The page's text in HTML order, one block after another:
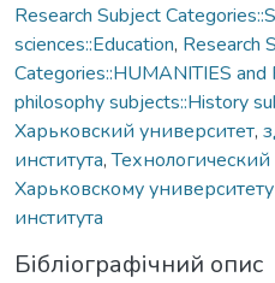
Research Subject
sciences::Education, Research
Categories::HUMANITIES and
philosophy subjects::History
Харьковский университет,
института,Технологический
Харьковскому
института
Бібліографічний опис